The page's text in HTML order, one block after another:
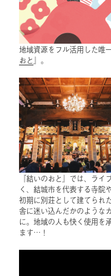
地域資源をフル活用した唯
おと』。
『結いのおと』では、ラ
く、結城市を代表する寺院
初期に別荘として建てられ
舎に迷い込んだかのような
に。地域の人も快く使用を
ます…！